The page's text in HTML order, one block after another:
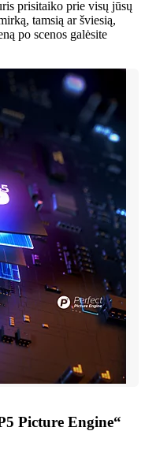
prisitaiko prie visų jūsų
tamsią ar šviesią,
po scenos galėsite
Picture Engine“